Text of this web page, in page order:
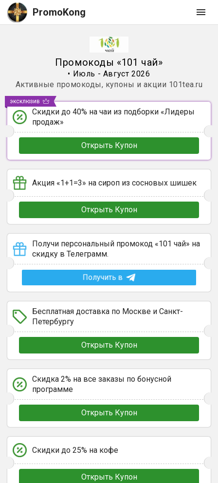
PromoKong
Промокоды «101 чай»
• Июль - Август 2026
Активные промокоды, купоны и акции 101tea.ru
Скидки до 40% на чаи из подборки «Лидеры
продаж»
Открыть Купон
эксклюзив
Акция «1+1=3» на сироп из сосновых шишек
Открыть Купон
Получи персональный промокод «101 чай» на
скидку в Телеграмм.
Получить в
Бесплатная доставка по Москве и Санкт-
Петербургу
Открыть Купон
Скидка 2% на все заказы по бонусной
программе
Открыть Купон
Скидки до 25% на кофе
Открыть Купон